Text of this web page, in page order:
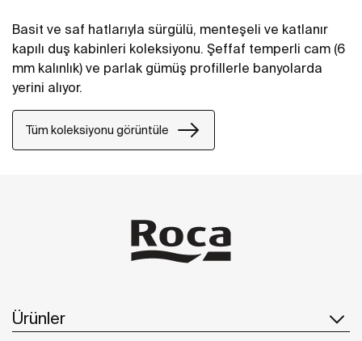
Basit ve saf hatlarıyla sürgülü, menteşeli ve katlanır
kapılı duş kabinleri koleksiyonu. Şeffaf temperli cam (6
mm kalınlık) ve parlak gümüş profillerle banyolarda
yerini alıyor.
Tüm koleksiyonu görüntüle
Ürünler